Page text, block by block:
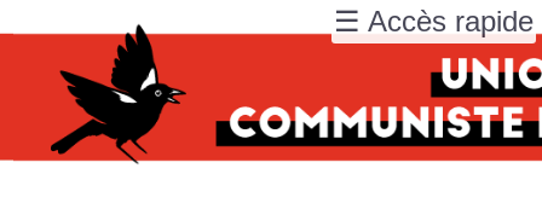
☰ Accès rapide